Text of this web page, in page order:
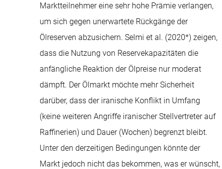
Marktteilnehmer eine sehr hohe Prämie verlangen,
um sich gegen unerwartete Rückgänge der
Ölreserven abzusichern. Selmi et al. (2020*) zeigen,
dass die Nutzung von Reservekapazitäten die
anfängliche Reaktion der Ölpreise nur moderat
dämpft. Der Ölmarkt möchte mehr Sicherheit
darüber, dass der iranische Konflikt in Umfang
(keine weiteren Angriffe iranischer Stellvertreter auf
Raffinerien) und Dauer (Wochen) begrenzt bleibt.
Unter den derzeitigen Bedingungen könnte der
Markt jedoch nicht das bekommen, was er wünscht,